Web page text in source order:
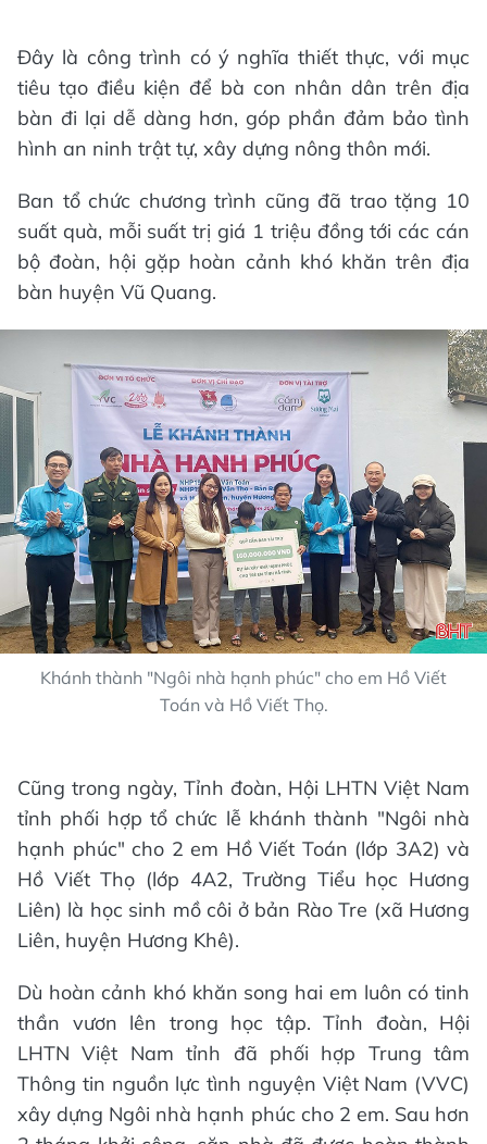
Đây là công trình có ý nghĩa thiết thực, với mục
tiêu tạo điều kiện để bà con nhân dân trên địa
bàn đi lại dễ dàng hơn, góp phần đảm bảo tình
hình an ninh trật tự, xây dựng nông thôn mới.
Ban tổ chức chương trình cũng đã trao tặng 10
suất quà, mỗi suất trị giá 1 triệu đồng tới các cán
bộ đoàn, hội gặp hoàn cảnh khó khăn trên địa
bàn huyện Vũ Quang.
Khánh thành "Ngôi nhà hạnh phúc" cho em Hồ Viết
Toán và Hồ Viết Thọ.
Cũng trong ngày, Tỉnh đoàn, Hội LHTN Việt Nam
tỉnh phối hợp tổ chức lễ khánh thành "Ngôi nhà
hạnh phúc" cho 2 em Hồ Viết Toán (lớp 3A2) và
Hồ Viết Thọ (lớp 4A2, Trường Tiểu học Hương
Liên) là học sinh mồ côi ở bản Rào Tre (xã Hương
Liên, huyện Hương Khê).
Dù hoàn cảnh khó khăn song hai em luôn có tinh
thần vươn lên trong học tập. Tỉnh đoàn, Hội
LHTN Việt Nam tỉnh đã phối hợp Trung tâm
Thông tin nguồn lực tình nguyện Việt Nam (VVC)
xây dựng Ngôi nhà hạnh phúc cho 2 em. Sau hơn